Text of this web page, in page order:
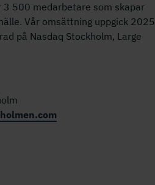
3 500 medarbetare som skapar
Vår omsättning uppgick 2025
på Nasdaq Stockholm, Large